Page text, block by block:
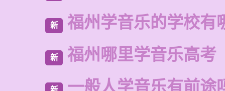
新 福州学音乐的学校有
新 福州哪里学音乐高考
一般人学音乐有前途